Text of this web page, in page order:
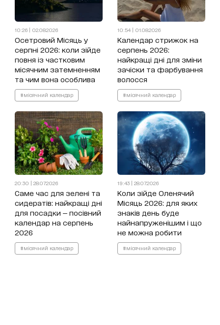
10:26 | 02.08.2026
Осетровий Місяць у
серпні 2026: коли зійде
повня із частковим
місячним затемненням
та чим вона особлива
#місячний календар
10:54 | 01.08.2026
Календар стрижок на
серпень 2026:
найкращі дні для зміни
зачіски та фарбування
волосся
#місячний календар
20:30 | 28.07.2026
Саме час для зелені та
сидератів: найкращі дні
для посадки — посівний
календар на серпень
2026
#місячний календар
19:43 | 28.07.2026
Коли зійде Оленячий
Місяць 2026: для яких
знаків день буде
найнапруженішим і що
не можна робити
#місячний календар